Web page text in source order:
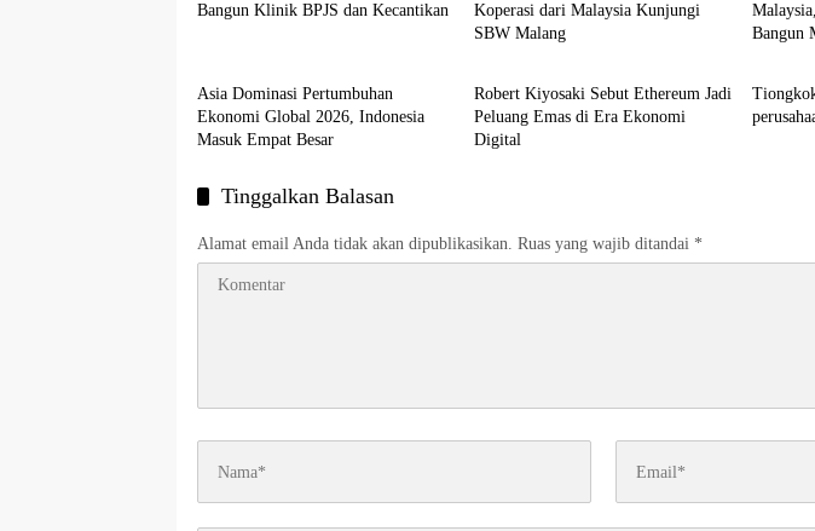
Bangun Klinik BPJS dan Kecantikan
Koperasi dari Malaysia Kunjungi
SBW Malang
Bangun
Asia Dominasi Pertumbuhan
Ekonomi Global 2026, Indonesia
Masuk Empat Besar
Robert Kiyosaki Sebut Ethereum Jadi
Peluang Emas di Era Ekonomi
Digital
Ekonomi
Tinggalkan Balasan
Alamat email Anda tidak akan dipublikasikan. Ruas yang wajib ditandai *